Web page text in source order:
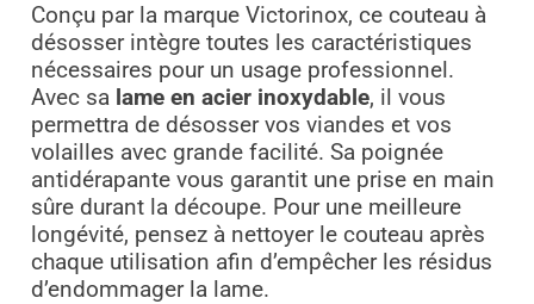
Conçu par la marque Victorinox, ce couteau à
désosser intègre toutes les caractéristiques
nécessaires pour un usage professionnel.
Avec sa lame en acier inoxydable, il vous
permettra de désosser vos viandes et vos
volailles avec grande facilité. Sa poignée
antidérapante vous garantit une prise en main
sûre durant la découpe. Pour une meilleure
longévité, pensez à nettoyer le couteau après
chaque utilisation afin d’empêcher les résidus
d’endommager la lame.